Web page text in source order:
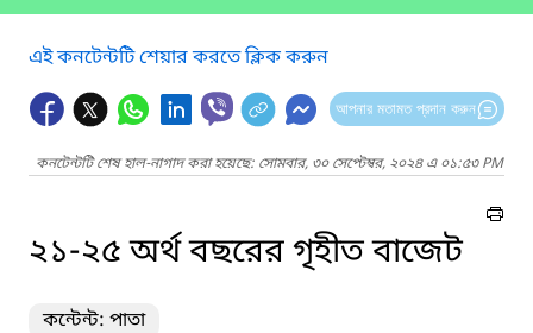
এই কনটেন্টটি শেয়ার করতে ক্লিক করুন
আপনার মতামত প্রদান করুন
কনটেন্টটি শেষ হাল-নাগাদ করা হয়েছে: সোমবার, ৩০ সেপ্টেম্বর, ২০২৪ এ ০১:৫৩ PM
২১-২৫ অর্থ বছরের গৃহীত বাজেট
কন্টেন্ট: পাতা